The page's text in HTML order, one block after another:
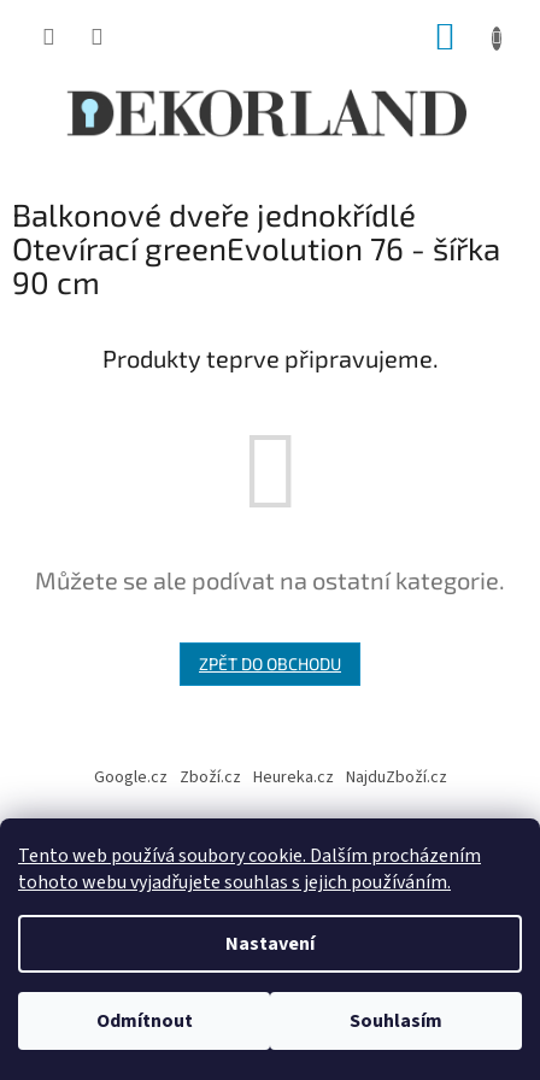
Tento web používá soubory cookie. Dalším procházením
tohoto webu vyjadřujete souhlas s jejich používáním.
Nastavení
Odmítnout Souhlasím
Balkonové dveře jednokřídlé
Otevírací greenEvolution 76 - šířka
90 cm
Produkty teprve připravujeme.
Můžete se ale podívat na ostatní kategorie.
ZPĚT DO OBCHODU
a
Google.cz Zboží.cz Heureka.cz NajduZboží.cz
Vytvořil Shoptet
Copyright 2026Dekorland.cz. Všechna práva vyhrazena.